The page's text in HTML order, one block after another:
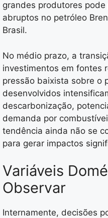
grandes produtores
abruptos no petróleo
Brasil.
No médio prazo, a
investimentos em fontes
pressão baixista sobre o
desenvolvidos
descarbonização,
demanda por
tendência ainda não se
para gerar impactos
Variáveis
Observar
Internamente, decisões